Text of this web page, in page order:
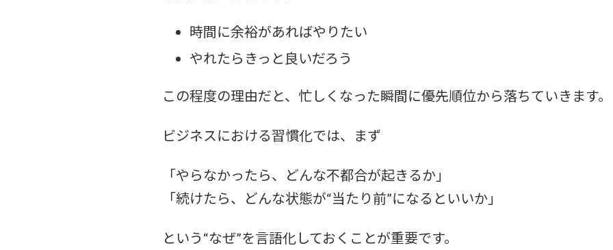
時間に余裕があればやりたい
やれたらきっと良いだろう
この程度の理由だと、忙しくなった瞬間に優先順位から落ちていきます。
ビジネスにおける習慣化では、まず
「やらなかったら、どんな不都合が起きるか」
「続けたら、どんな状態が“当たり前”になるといいか」
という“なぜ”を言語化しておくことが重要です。